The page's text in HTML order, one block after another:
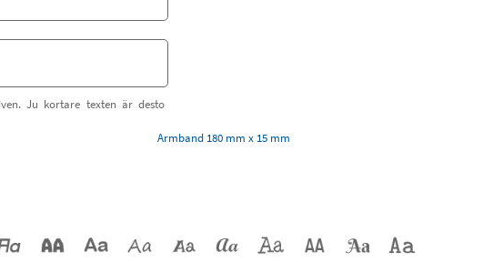
Ju kortare texten är desto
Armband 180 mm x 15 mm